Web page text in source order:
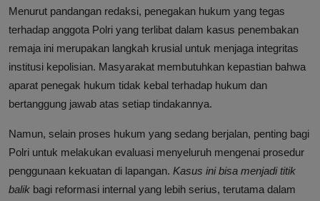
Menurut pandangan redaksi, penegakan hukum yang tegas
terhadap anggota Polri yang terlibat dalam kasus penembakan
remaja ini merupakan langkah krusial untuk menjaga integritas
institusi kepolisian. Masyarakat membutuhkan kepastian bahwa
aparat penegak hukum tidak kebal terhadap hukum dan
bertanggung jawab atas setiap tindakannya.
Namun, selain proses hukum yang sedang berjalan, penting bagi
Polri untuk melakukan evaluasi menyeluruh mengenai prosedur
penggunaan kekuatan di lapangan. Kasus ini bisa menjadi titik
balik bagi reformasi internal yang lebih serius, terutama dalam